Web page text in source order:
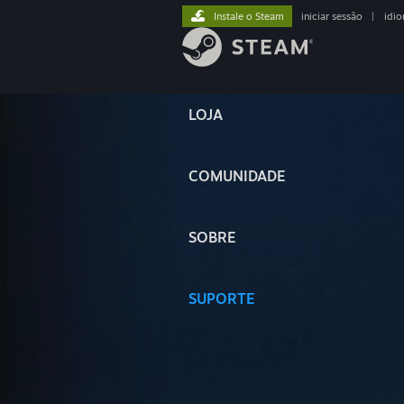
LOJA
COMUNIDADE
SOBRE
SUPORTE
Instale o Steam iniciar sessão